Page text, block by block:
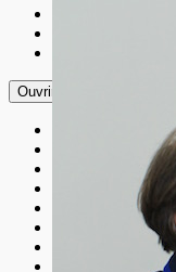
Ouvrir le menu
Événements 2025
Les Universités
Mentions légales